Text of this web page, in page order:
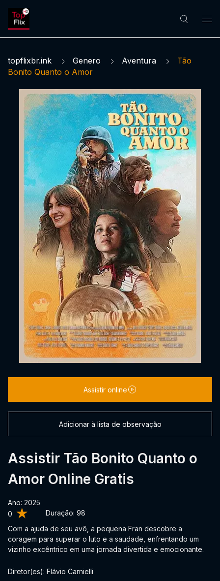
topflixbr.ink Genero Aventura
Tão
Bonito Quanto o Amor
0 Duração: 98
Assistir Tão Bonito Quanto o
Amor Online Gratis
Ano: 2025
Com a ajuda de seu avô, a pequena Fran descobre a
coragem para superar o luto e a saudade, enfrentando um
vizinho excêntrico em uma jornada divertida e emocionante.
Assistir online
Adicionar à lista de observação
Diretor(es): Flávio Carnielli